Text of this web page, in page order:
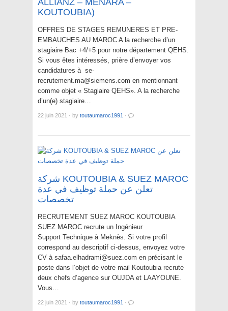
ALLIANZ – MENARA –
KOUTOUBIA)
OFFRES DE STAGES REMUNERES ET PRE-
EMBAUCHES AU MAROC A la recherche d’un
stagiaire Bac +4/+5 pour notre département QEHS.
Si vous êtes intéressés, prière d’envoyer vos
candidatures à se-
recrutement.ma@siemens.com en mentionnant
comme objet « Stagiaire QEHS». A la recherche
d’un(e) stagiaire…
22 juin 2021 · by toutaumaroc1991 ·
شركة KOUTOUBIA & SUEZ MAROC
تعلن عن حملة توظيف في عدة
تخصصات
RECRUTEMENT SUEZ MAROC KOUTOUBIA
SUEZ MAROC recrute un Ingénieur
Support Technique à Meknès. Si votre profil
correspond au descriptif ci-dessus, envoyez votre
CV à safaa.elhadrami@suez.com en précisant le
poste dans l’objet de votre mail Koutoubia recrute
deux chefs d’agence sur OUJDA et LAAYOUNE.
Vous…
22 juin 2021 · by toutaumaroc1991 ·